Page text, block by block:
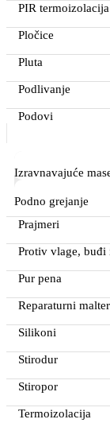
PIR termoizolacija
Pločice
Pluta
Podlivanje
Podovi
Izravnavajuće
Podno grejanje
Prajmeri
Protiv vlage, buđi
Pur pena
Reparaturni malter
Silikoni
Stirodur
Stiropor
Termoizolacija